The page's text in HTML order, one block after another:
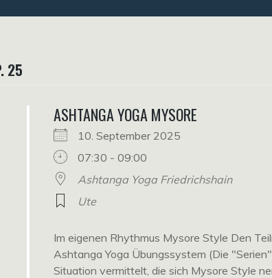
25
ASHTANGA YOGA MYSORE
10. September 2025
07:30 - 09:00
Ashtanga Yoga Friedrichshain
Ute
Im eigenen Rhythmus Mysore Style Den
Ashtanga Yoga Übungssystem (Die
Situation vermittelt, die sich Mysore Style